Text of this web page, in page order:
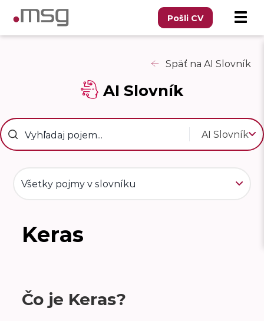
Pošli CV
Späť na AI Slovník
AI Slovník
AI Slovník
Všetky pojmy v slovníku
Keras
Čo je Keras?